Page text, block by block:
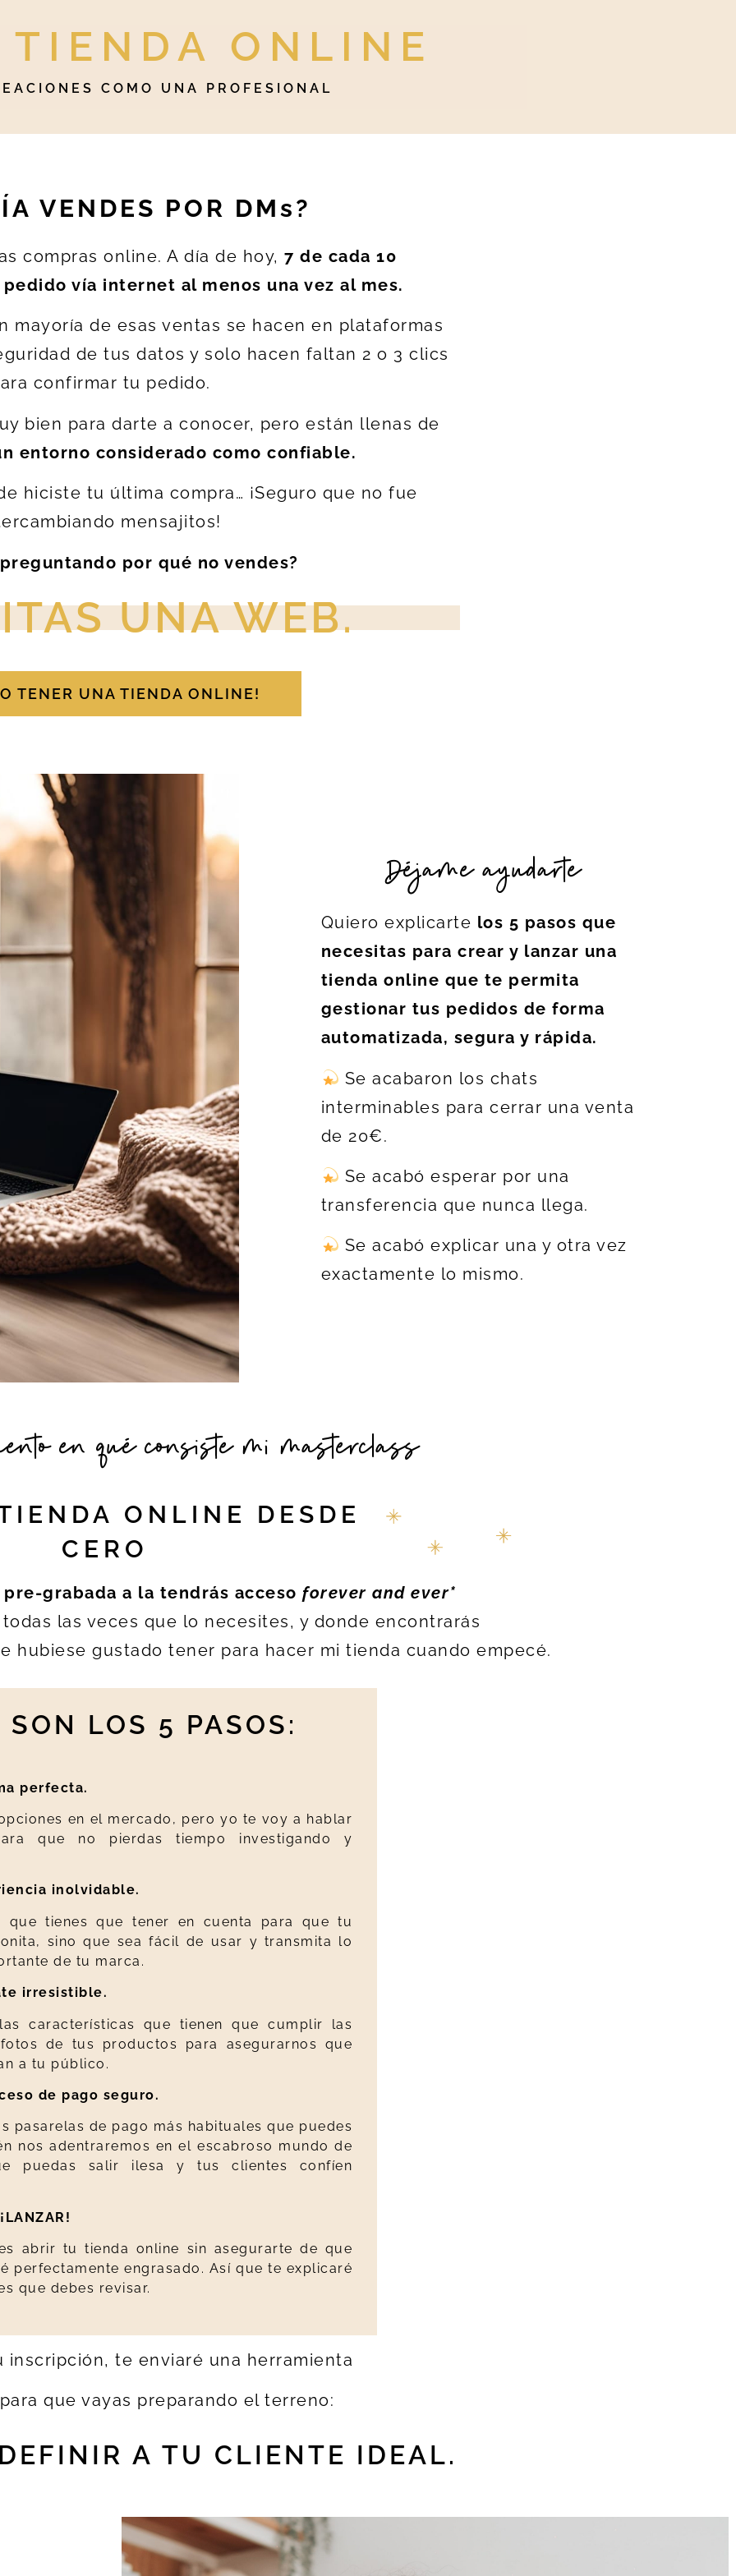
TIENDA ONLINE
COMO UNA PROFESIONAL
VENDES POR DMs?
compras online. A día de hoy,7 de cada 10
vía internet al menos una vez al mes.
mayoría de esas ventas se hacen en plataformas
de tus datos y solo hacen faltan 2 o 3 clics
confirmar tu pedido.
bien para darte a conocer, pero están llenas de
entorno considerado como confiable.
hiciste tu última compra… ¡Seguro que no fue
mensajitos!
por qué no vendes?
UNA WEB.
TENER UNA TIENDA ONLINE!
Déjame ayudarte
Quiero explicarte los 5 pasos que
necesitas para crear y lanzar una
tienda online que te permita
gestionar tus pedidos de forma
automatizada, segura y rápida.
Se acabaron los chats
interminables para cerrar una venta
de 20€.
Se acabó esperar por una
transferencia que nunca llega.
Se acabó explicar una y otra vez
exactamente lo mismo.
en qué consiste mi masterclass
ONLINE DESDE
CERO
pre-grabada a la tendrás accesoforever and ever*
las veces que lo necesites, y donde encontrarás
hubiese gustado tener para hacer mi tienda cuando empecé.
SON LOS 5 PASOS:
perfecta.
en el mercado, pero yo te voy a hablar
que no pierdas tiempo investigando y
inolvidable.
que tienes que tener en cuenta para que tu
sino que sea fácil de usar y transmita lo
de tu marca.
irresistible.
características que tienen que cumplir las
de tus productos para asegurarnos que
a tu público.
de pago seguro.
pasarelas de pago más habituales que puedes
nos adentraremos en el escabroso mundo de
puedas salir ilesa y tus clientes confíen
abrir tu tienda online sin asegurarte de que
perfectamente engrasado. Así que te explicaré
que debes revisar.
inscripción, te enviaré una herramienta
que vayas preparando el terreno:
A TU CLIENTE IDEAL.